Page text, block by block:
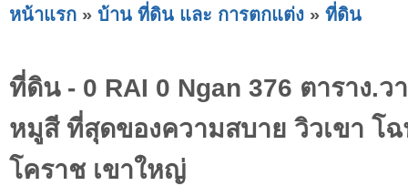
หน้าแรก » บ้าน ที่ดิน และ การตกแต่ง » ที่ดิน
ที่ดิน - 0 RAI 0 Ngan 376 ตาราง.ว
หมูสี ที่สุดของความสบาย วิวเขา โ
โคราช เขาใหญ่